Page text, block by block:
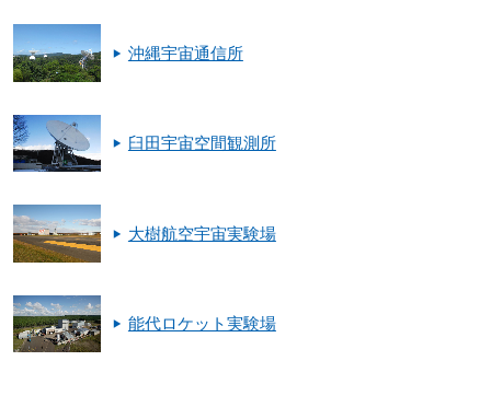
沖縄宇宙通信所
臼田宇宙空間観測所
大樹航空宇宙実験場
能代ロケット実験場